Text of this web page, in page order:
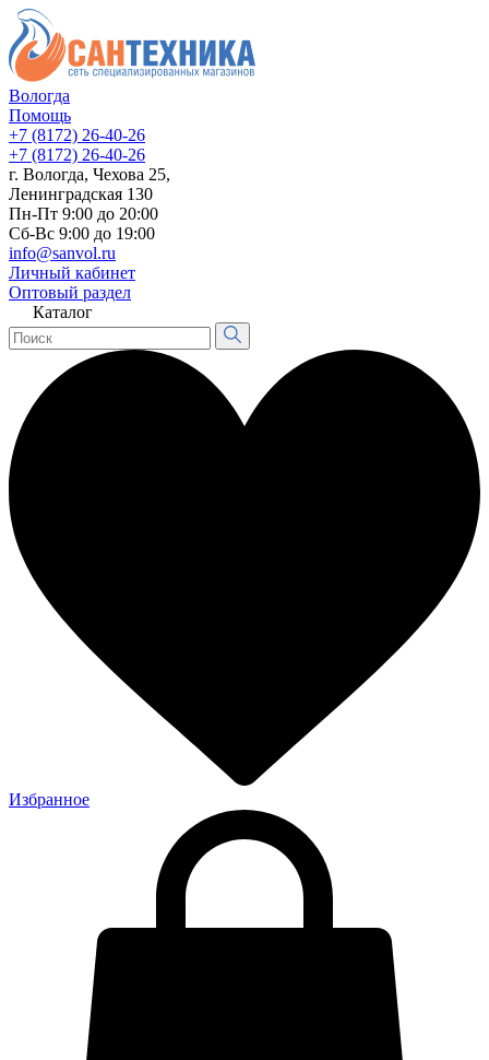
Вологда
Помощь
+7 (8172) 26-40-26
+7 (8172) 26-40-26
г. Вологда, Чехова 25,
Ленинградская 130
Пн-Пт 9:00 до 20:00
Сб-Вс 9:00 до 19:00
info@sanvol.ru
Личный кабинет
Оптовый раздел
Каталог
Избранное